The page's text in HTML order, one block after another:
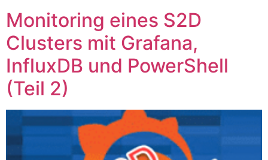
Monitoring eines S2D
Clusters mit Grafana,
InfluxDB und PowerShell
(Teil 2)